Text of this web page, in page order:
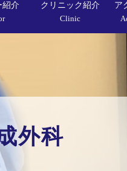
紹介
クリニック紹介
Clinic
ア
外科